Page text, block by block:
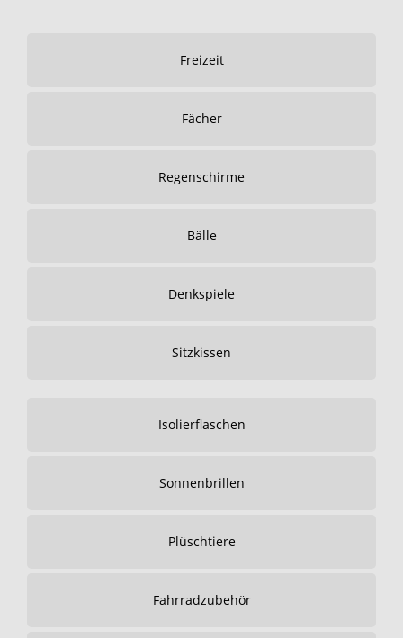
Freizeit
Fächer
Regenschirme
Bälle
Denkspiele
Sitzkissen
Isolierflaschen
Sonnenbrillen
Plüschtiere
Fahrradzubehör